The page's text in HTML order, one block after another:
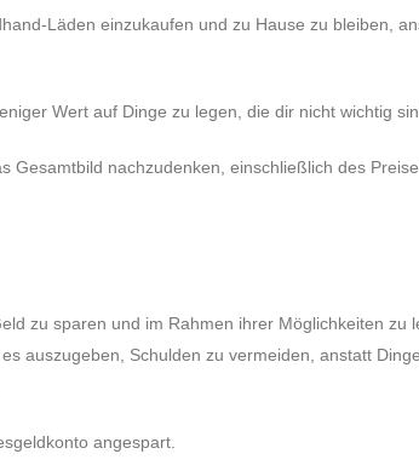
Läden einzukaufen und zu Hause zu bleiben,
Wert auf Dinge zu legen, die dir nicht wichtig
Gesamtbild nachzudenken, einschließlich des
zu sparen und im Rahmen ihrer Möglichkeiten zu
auszugeben, Schulden zu vermeiden, anstatt
angespart.